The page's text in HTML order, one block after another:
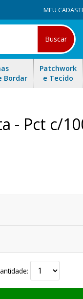
MEU
Buscar
Bordar
Patchwork
e Tecido
- Pct c/